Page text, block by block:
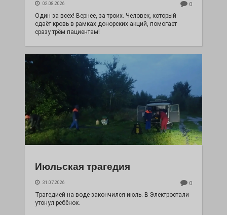
02.08.2026 0
Один за всех! Вернее, за троих. Человек, который
сдаёт кровь в рамках донорских акций, помогает
сразу трём пациентам!
Июльская трагедия
31.07.2026 0
Трагедией на воде закончился июль. В Электростали
утонул ребёнок.